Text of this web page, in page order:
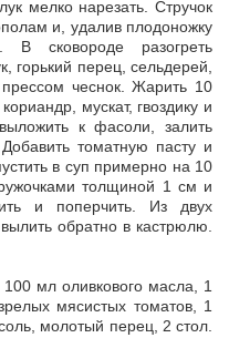
мелко нарезать. Стручок
и, удалив плодоножку
сковороде разогреть
горький перец, сельдерей,
чеснок. Жарить 10
мускат, гвоздику и
к фасоли, залить
томатную пасту и
в суп примерно на 10
толщиной 1 см и
и поперчить. Из двух
обратно в кастрюлю.
мл оливкового масла, 1
мясистых томатов, 1
молотый перец, 2 стол.